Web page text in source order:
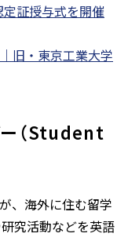
証授与式を開催
旧・東京工業大学
ー（Student
、海外に住む留学
究活動などを英語